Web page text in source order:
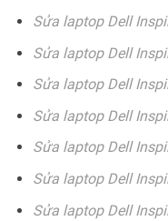
Sửa laptop Dell
Sửa laptop Dell
Sửa laptop Dell
Sửa laptop Dell
Sửa laptop Dell
Sửa laptop Dell
Sửa laptop Dell